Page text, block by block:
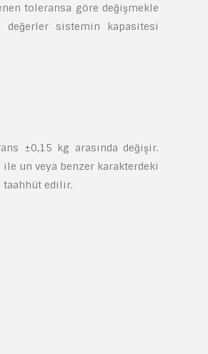
toleransa göre değişmekle
sistemin kapasitesi
±0,15 kg arasında değişir.
ile un veya benzer karakterdeki
taahhüt edilir.